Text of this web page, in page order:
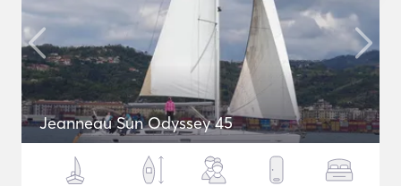
Jeanneau Sun Odyssey 45